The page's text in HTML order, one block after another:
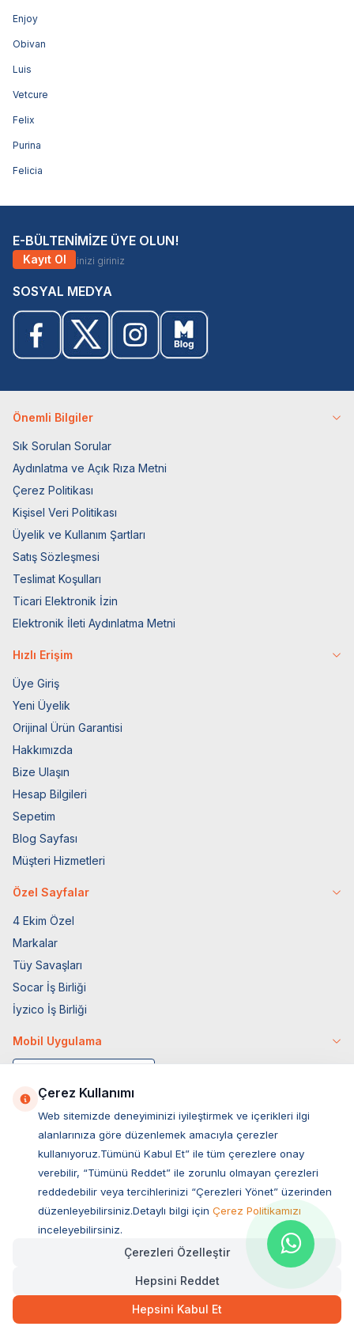
345,00TL Hızlı Teslimat
SEPETE EKLE
Enjoy
Obivan
Luis
Vetcure
Felix
Purina
Felicia
E-BÜLTENİMİZE ÜYE OLUN!
Kayıt Ol
SOSYAL MEDYA
Önemli Bilgiler
Sık Sorulan Sorular
Aydınlatma ve Açık Rıza Metni
Çerez Politikası
Kişisel Veri Politikası
Üyelik ve Kullanım Şartları
Satış Sözleşmesi
Teslimat Koşulları
Ticari Elektronik İzin
Elektronik İleti Aydınlatma Metni
Hızlı Erişim
Üye Giriş
Yeni Üyelik
Orijinal Ürün Garantisi
Hakkımızda
Bize Ulaşın
Hesap Bilgileri
Sepetim
Blog Sayfası
Müşteri Hizmetleri
Özel Sayfalar
4 Ekim Özel
Markalar
Tüy Savaşları
Socar İş Birliği
İyzico İş Birliği
Mobil Uygulama
Müşteri Hizmetleri
Sıkça Sorulan Sorular
Ovacık Mah. Hacıoğlu Sok. No:13 Başiskele / KOCAELİ
Müşteri Destek Hattı
Çerez Kullanımı
Web sitemizde deneyiminizi iyileştirmek ve içerikleri ilgi
alanlarınıza göre düzenlemek amacıyla çerezler
kullanıyoruz.Tümünü Kabul Et” ile tüm çerezlere onay
verebilir, “Tümünü Reddet” ile zorunlu olmayan çerezleri
reddedebilir veya tercihlerinizi “Çerezleri Yönet” üzerinden
düzenleyebilirsiniz.Detaylı bilgi için Çerez Politikamızı
inceleyebilirsiniz.
Çerezleri Özelleştir
Hepsini Reddet
Hepsini Kabul Et